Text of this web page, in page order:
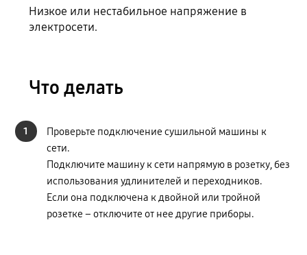
Низкое или нестабильное напряжение в
электросети.
Что делать
1
Проверьте подключение сушильной машины к
сети.
Подключите машину к сети напрямую в розетку, без
использования удлинителей и переходников.
Если она подключена к двойной или тройной
розетке – отключите от нее другие приборы.